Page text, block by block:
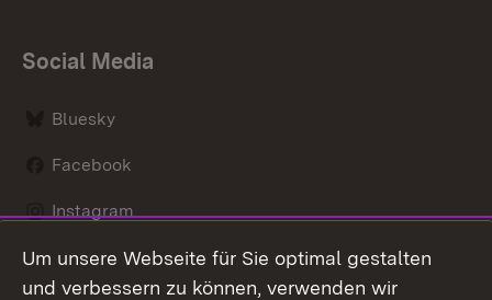
Social Media
Bluesky
Facebook
Instagram
LinkedIn
Um unsere Webseite für Sie optimal gestalten
und verbessern zu können, verwenden wir